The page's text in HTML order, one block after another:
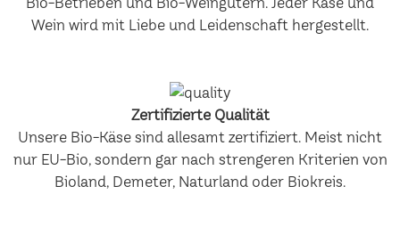
Wein wird mit Liebe und Leidenschaft hergestellt.
Zertifizierte Qualität
Unsere Bio-Käse sind allesamt zertifiziert. Meist nicht
nur EU-Bio, sondern gar nach strengeren Kriterien von
Bioland, Demeter, Naturland oder Biokreis.